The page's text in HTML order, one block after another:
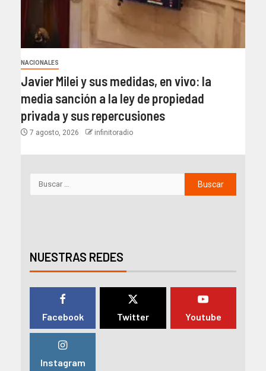
NACIONALES
Javier Milei y sus medidas, en vivo: la
media sanción a la ley de propiedad
privada y sus repercusiones
7 agosto, 2026 infinitoradio
NUESTRAS REDES
Facebook Twitter Youtube
Instagram